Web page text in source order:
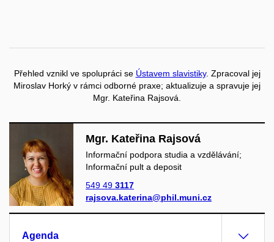
Přehled vznikl ve spolupráci se Ústavem slavistiky. Zpracoval jej
Miroslav Horký v rámci odborné praxe; aktualizuje a spravuje jej
Mgr. Kateřina Rajsová.
Mgr. Kateřina Rajsová
Informační podpora studia a vzdělávání;
Informační pult a deposit
549 49 3117
rajsova.katerina@phil.muni.cz
Agenda